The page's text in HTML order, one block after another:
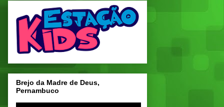
Brejo da Madre de Deus,
Pernambuco